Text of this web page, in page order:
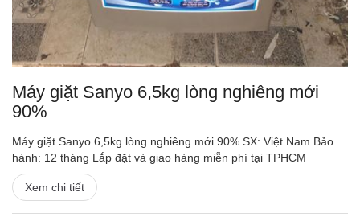
Máy giặt Sanyo 6,5kg lòng nghiêng mới
90%
Máy giặt Sanyo 6,5kg lòng nghiêng mới 90% SX: Việt Nam Bảo
hành: 12 tháng Lắp đặt và giao hàng miễn phí tại TPHCM
Xem chi tiết